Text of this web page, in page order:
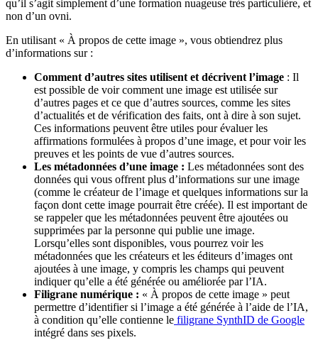
CC BY-SA 4.0.
qu’il s’agit simplement d’une formation nuageuse très particulière, et
non d’un ovni.
En utilisant « À propos de cette image », vous obtiendrez plus
d’informations sur :
Comment d’autres sites utilisent et décrivent l’image : Il
est possible de voir comment une image est utilisée sur
d’autres pages et ce que d’autres sources, comme les sites
d’actualités et de vérification des faits, ont à dire à son sujet.
Ces informations peuvent être utiles pour évaluer les
affirmations formulées à propos d’une image, et pour voir les
preuves et les points de vue d’autres sources.
Les métadonnées d’une image : Les métadonnées sont des
données qui vous offrent plus d’informations sur une image
(comme le créateur de l’image et quelques informations sur la
façon dont cette image pourrait être créée). Il est important de
se rappeler que les métadonnées peuvent être ajoutées ou
supprimées par la personne qui publie une image.
Lorsqu’elles sont disponibles, vous pourrez voir les
métadonnées que les créateurs et les éditeurs d’images ont
ajoutées à une image, y compris les champs qui peuvent
indiquer qu’elle a été générée ou améliorée par l’IA.
Filigrane numérique : « À propos de cette image » peut
permettre d’identifier si l’image a été générée à l’aide de l’IA,
à condition qu’elle contienne le filigrane SynthID de Google
intégré dans ses pixels.